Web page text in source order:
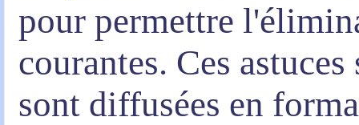
pour permettre
courantes. Ces
sont diffusées en